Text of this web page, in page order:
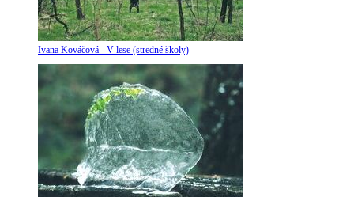
Ivana Kováčová - V lese (stredné školy)